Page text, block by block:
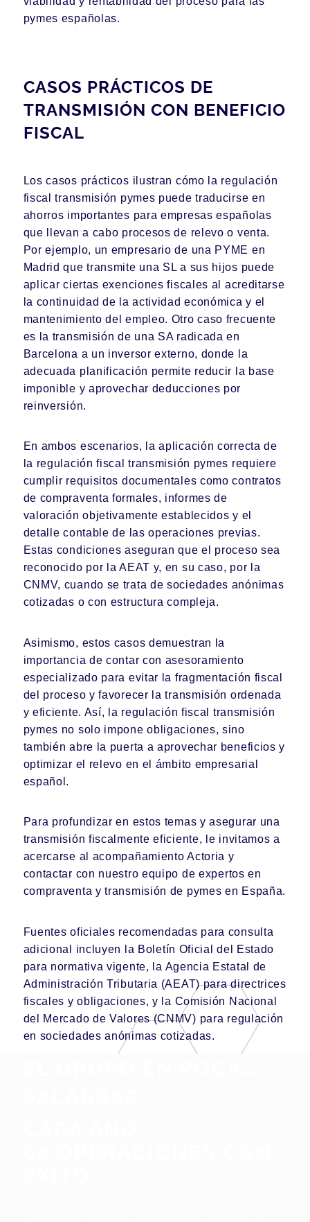
pymes españolas.
CASOS PRÁCTICOS DE
TRANSMISIÓN CON BENEFICIO
FISCAL
Los casos prácticos ilustran cómo la regulación
fiscal transmisión pymes puede traducirse en
ahorros importantes para empresas españolas
que llevan a cabo procesos de relevo o venta.
Por ejemplo, un empresario de una PYME en
Madrid que transmite una SL a sus hijos puede
aplicar ciertas exenciones fiscales al acreditarse
la continuidad de la actividad económica y el
mantenimiento del empleo. Otro caso frecuente
es la transmisión de una SA radicada en
Barcelona a un inversor externo, donde la
adecuada planificación permite reducir la base
imponible y aprovechar deducciones por
reinversión.
En ambos escenarios, la aplicación correcta de
la regulación fiscal transmisión pymes requiere
cumplir requisitos documentales como contratos
de compraventa formales, informes de
valoración objetivamente establecidos y el
detalle contable de las operaciones previas.
Estas condiciones aseguran que el proceso sea
reconocido por la AEAT y, en su caso, por la
CNMV, cuando se trata de sociedades anónimas
cotizadas o con estructura compleja.
Asimismo, estos casos demuestran la
importancia de contar con asesoramiento
especializado para evitar la fragmentación fiscal
del proceso y favorecer la transmisión ordenada
y eficiente. Así, la regulación fiscal transmisión
pymes no solo impone obligaciones, sino
también abre la puerta a aprovechar beneficios y
optimizar el relevo en el ámbito empresarial
español.
Para profundizar en estos temas y asegurar una
transmisión fiscalmente eficiente, le invitamos a
acercarse al acompañamiento Actoria y
contactar con nuestro equipo de expertos en
compraventa y transmisión de pymes en España.
Fuentes oficiales recomendadas para consulta
adicional incluyen la Boletín Oficial del Estado
para normativa vigente, la Agencia Estatal de
Administración Tributaria (AEAT)para directrices
fiscales y obligaciones, y la Comisión Nacional
del Mercado de Valores (CNMV) para regulación
en sociedades anónimas cotizadas.